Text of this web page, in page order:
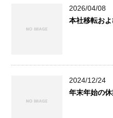
2026/04/08
本社移転お
2024/12/24
年末年始の